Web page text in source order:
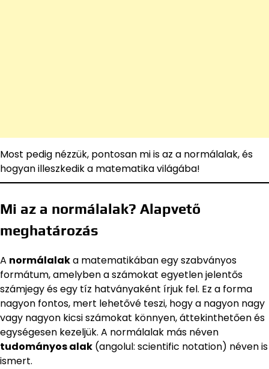
Most pedig nézzük, pontosan mi is az a normálalak, és
hogyan illeszkedik a matematika világába!
Mi az a normálalak? Alapvető
meghatározás
A normálalaka matematikában egy szabványos
formátum, amelyben a számokat egyetlen jelentős
számjegy és egy tíz hatványaként írjuk fel. Ez a forma
nagyon fontos, mert lehetővé teszi, hogy a nagyon nagy
vagy nagyon kicsi számokat könnyen, áttekinthetően és
egységesen kezeljük. A normálalak más néven
tudományos alak (angolul: scientific notation) néven is
ismert.